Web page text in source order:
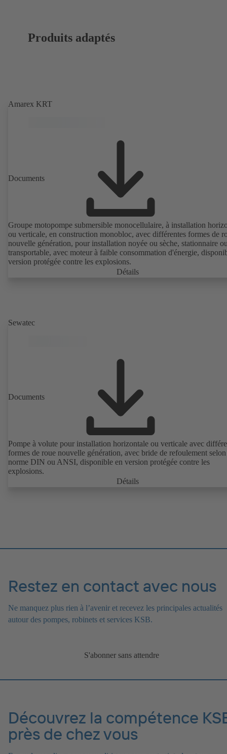
Produits adaptés
Amarex KRT
Documents
Groupe motopompe submersible monocellulaire, à installation
ou verticale, en construction monobloc, avec différentes formes de
nouvelle génération, pour installation noyée ou sèche, stationnaire
transportable, avec moteur à faible consommation d'énergie,
version protégée contre les explosions.
Détails
Sewatec
Documents
Pompe à volute pour installation horizontale ou verticale avec
formes de roue nouvelle génération, avec bride de refoulement selon
norme DIN ou ANSI, disponible en version protégée contre les
explosions.
Détails
Restez en contact avec nous
Ne manquez plus rien à l’avenir et recevez les principales actualités
autour des pompes, robinets et services KSB.
S'abonner sans attendre
Découvrez la compétence
près de chez vous